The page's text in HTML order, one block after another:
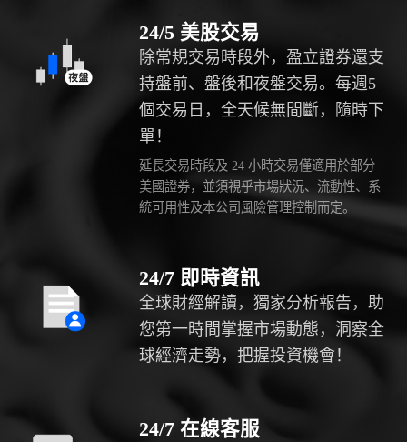
24/5 美股交易
除常規交易時段外，盈立證券還支
持盤前、盤後和夜盤交易。每週5
個交易日，全天候無間斷，隨時下
單！
延長交易時段及 24 小時交易僅適用於部分
美國證券，並須視乎市場狀況、流動性、系
統可用性及本公司風險管理控制而定。
24/7 即時資訊
全球財經解讀，獨家分析報告，助
您第一時間掌握市場動態，洞察全
球經濟走勢，把握投資機會！
24/7 在線客服